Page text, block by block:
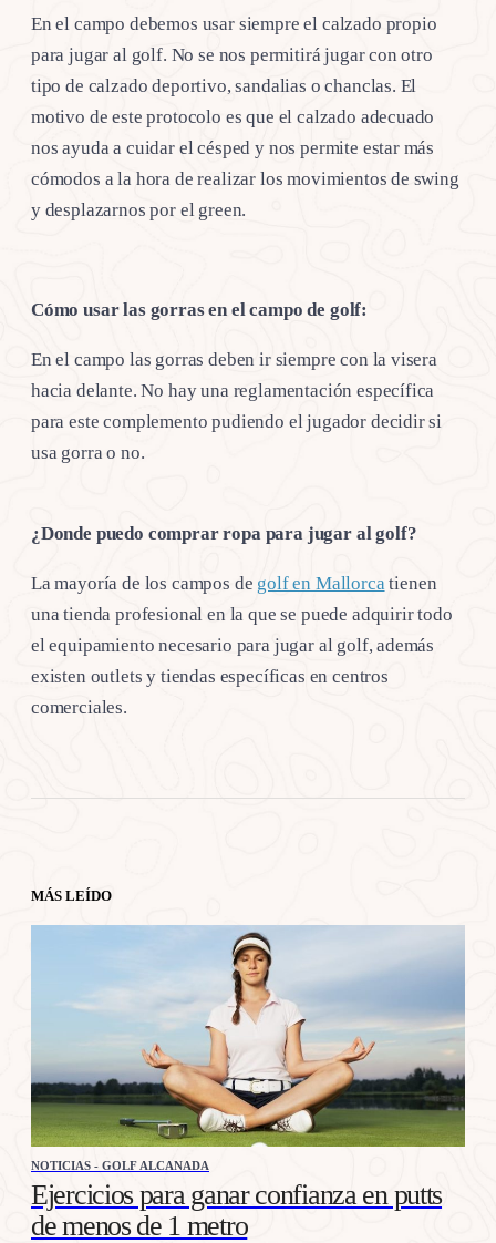
En el campo debemos usar siempre el calzado propio
para jugar al golf. No se nos permitirá jugar con otro
tipo de calzado deportivo, sandalias o chanclas. El
motivo de este protocolo es que el calzado adecuado
nos ayuda a cuidar el césped y nos permite estar más
cómodos a la hora de realizar los movimientos de swing
y desplazarnos por el green.
Cómo usar las gorras en el campo de golf:
En el campo las gorras deben ir siempre con la visera
hacia delante. No hay una reglamentación específica
para este complemento pudiendo el jugador decidir si
usa gorra o no.
¿Donde puedo comprar ropa para jugar al golf?
La mayoría de los campos de golf en Mallorca tienen
una tienda profesional en la que se puede adquirir todo
el equipamiento necesario para jugar al golf, además
existen outlets y tiendas específicas en centros
comerciales.
MÁS LEÍDO
NOTICIAS - GOLF ALCANADA
Ejercicios para ganar confianza en putts
de menos de 1 metro